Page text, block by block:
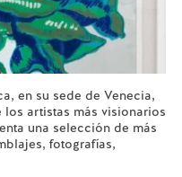
en su sede de Venecia,
artistas más visionarios
una selección de más
fotografías,